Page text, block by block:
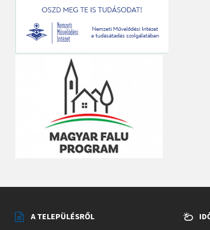
A TELEPÜLÉSRŐL